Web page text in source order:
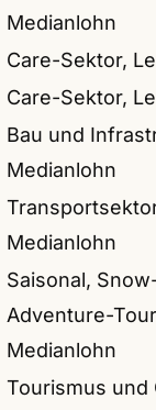
Medianlohn
Care-Sektor,
Care-Sektor,
Bau und
Medianlohn
Medianlohn
Saisonal,
Adventure-
Medianlohn
Tourismus und